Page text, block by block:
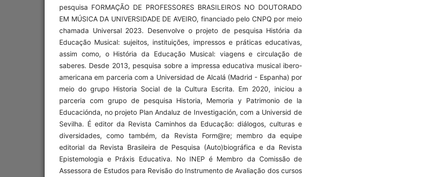
pesquisa FORMAÇÃO DE PROFESSORES BRASILEIROS NO DOUTORADO
EM MÚSICA DA UNIVERSIDADE DE AVEIRO, financiado pelo CNPQ por meio
chamada Universal 2023. Desenvolve o projeto de pesquisa História da
Educação Musical: sujeitos, instituições, impressos e práticas educativas,
assim como, o História da Educação Musical: viagens e circulação de
saberes. Desde 2013, pesquisa sobre a impressa educativa musical ibero-
americana em parceria com a Universidad de Alcalá (Madrid - Espanha) por
meio do grupo Historia Social de la Cultura Escrita. Em 2020, iniciou a
parceria com grupo de pesquisa Historia, Memoria y Patrimonio de la
Educaciónda, no projeto Plan Andaluz de Investigación, com a Universid de
Sevilha. É editor da Revista Caminhos da Educação: diálogos, culturas e
diversidades, como também, da Revista Form@re; membro da equipe
editorial da Revista Brasileira de Pesquisa (Auto)biográfica e da Revista
Epistemologia e Práxis Educativa. No INEP é Membro da Comissão de
Assessora de Estudos para Revisão do Instrumento de Avaliação dos cursos